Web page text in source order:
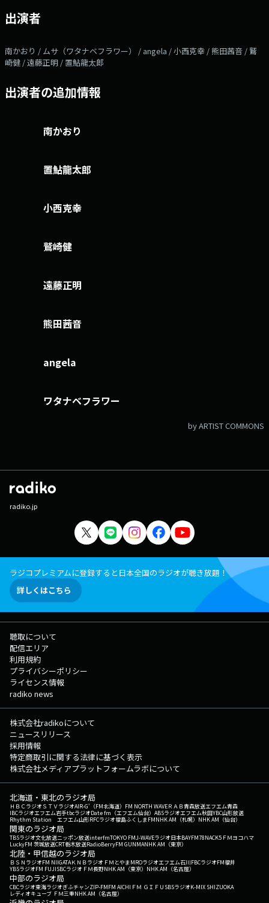
出演者
南かおり / ムサ（ワタナベフラワー） / angela / 小西克幸 / 熊田茜音 / 鷲
崎健 / 遠藤正明 / 置鮎龍太郎
出演者の追加情報
南かおり
置鮎龍太郎
小西克幸
鷲崎健
遠藤正明
熊田茜音
angela
ワタナベフラワー
by ARTIST COMMONS
radiko.jp
ラジコプレミアムに登録すると日本全国のラジオが聴き放題！
詳しくはこちら
聴取について
配信エリア
利用規約
プライバシーポリシー
ライセンス情報
radiko news
株式会社radikoについて
ニュースリリース
採用情報
特定商取引に関する法律に基づく表示
株式会社メディアプラットフォームラボについて
北海道・東北のラジオ局
ＨＢＣラジオＳＴＶラジオAIR-G'（FM北海道） FM NORTH WAVEＲＡＢ青森放送エフエム青森
IBCラジオエフエム岩手tbcラジオDate fm（エフエム仙台） ABSラジオエフエム秋田YBC山形放送
Rhythm Station エフエム山形RFCラジオ福島ふくしまFMNHK AM（札幌） NHK AM（仙台）
関東のラジオ局
TBSラジオ文化放送ニッポン放送interfmTOKYO FMJ-WAVEラジオ日本BAYFM78NACK5 ＦＭヨコハマ
LuckyFM 茨城放送CRT栃木放送RadioBerryFM GUNMANHK AM（東京）
北陸・甲信越のラジオ局
ＢＳＮラジオFM NIIGATAＫＮＢラジオ ＦＭとやまMROラジオエフエム石川FBCラジオFM福井
YBSラジオFM FUJISBCラジオ ＦＭ長野NHK AM（東京） NHK AM（名古屋）
中部のラジオ局
CBCラジオ東海ラジオぎふチャンZIP-FMFM AICHI ＦＭ ＧＩＦＵ SBSラジオK-MIX SHIZUOKA
レディオキューブ ＦＭ三重NHK AM（名古屋）